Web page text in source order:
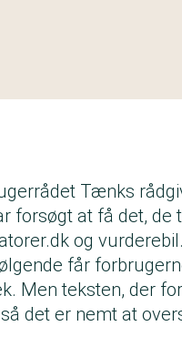
Tænks
forsøgt at få det, de
og
får
Men teksten, der
det er nemt at